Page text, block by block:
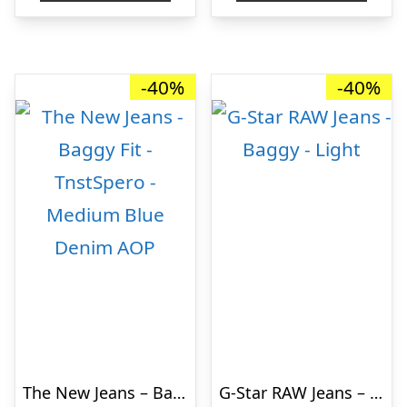
kr. 499,95.kr. 274,97. kr. 499,95.kr.
-40%
The New Jeans – Baggy Fit – TnstSpero – Medium Blue Denim AOP
-40%
G-Star RAW Jeans – Baggy – Light